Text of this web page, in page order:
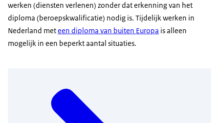
werken (diensten verlenen) zonder dat erkenning van het
diploma (beroepskwalificatie) nodig is. Tijdelijk werken in
Nederland meteen diploma van buiten Europa is alleen
mogelijk in een beperkt aantal situaties.